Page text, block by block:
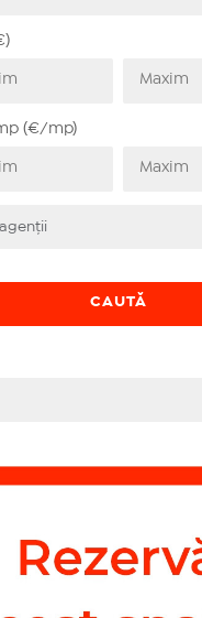
(€/mp)